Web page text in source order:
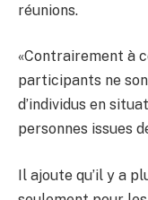
réunions.
«Contrairement à
participants ne
d’individus en
personnes issues
Il ajoute qu’il y a